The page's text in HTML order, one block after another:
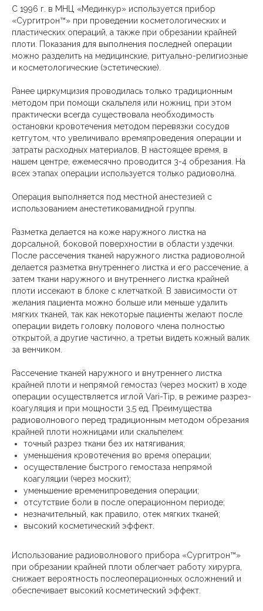
С 1996 г. в МНЦ «Мединкур» используется прибор
«Сургитрон™» при проведении косметологических и
пластических операций, а также при обрезании крайней
плоти. Показания для выполнения последней операции
можно разделить на медицинские, ритуально-религиозные
и косметологические (эстетические).
Ранее циркумцизия проводилась только традиционным
методом при помощи скальпеля или ножниц, при этом
практически всегда существовала необходимость
остановки кровотечения методом перевязки сосудов
кетгутом, что увеличивало времяпроведения операции и
затраты расходных материалов. В настоящее время, в
нашем центре, ежемесячно проводится 3-4 обрезания. На
всех этапах операции используется только радиоволна.
Операция выполняется под местной анестезией с
использованием анестетиковамидной группы.
Разметка делается на коже наружного листка на
дорсальной, боковой поверхностии в области уздечки.
После рассечения тканей наружного листка радиоволной
делается разметка внутреннего листка и его рассечение, а
затем ткани наружного и внутреннего листка крайней
плоти иссекают в блоке с клетчаткой. В зависимости от
желания пациента можно больше или меньше удалить
мягких тканей, так как некоторые пациенты желают после
операции видеть головку полового члена полностью
открытой, а другие частично, а третьи видеть кожный валик
за венчиком.
Рассечение тканей наружного и внутреннего листка
крайней плоти и непрямой гемостаз (через москит) в ходе
операции осуществляется иглой Vari-Tip, в режиме разрез-
коагуляция и при мощности 3,5 ед. Преимущества
радиоволнового перед традиционным методом обрезания
крайней плоти ножницами или скальпелем:
точный разрез ткани без их натягивания;
уменьшения кровотечения во время операции;
осуществление быстрого гемостаза непрямой
коагуляции (через москит);
уменьшение временипроведения операции;
отсутствие боли в после операционном периоде;
незначительный, как правило, отек мягких тканей;
высокий косметический эффект.
Использование радиоволнового прибора «Сургитрон™»
при обрезании крайней плоти облегчает работу хирурга,
снижает вероятность послеоперационных осложнений и
обеспечивает высокий косметический эффект.